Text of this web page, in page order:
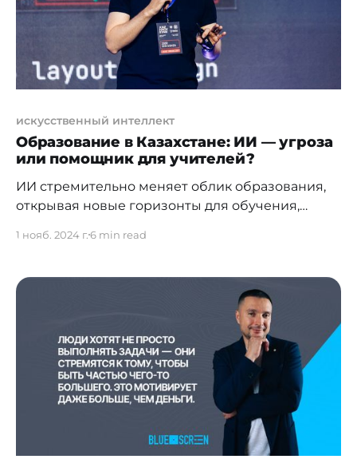
стало основным стимулом для
искусственный интеллект
Образование в Казахстане: ИИ — угроза
или помощник для учителей?
ИИ стремительно меняет облик образования,
открывая новые горизонты для обучения,
персонализированным программам. В нашем
Сенюшиным, руководителем направления R&D
в ЦАРКА, об обучении детей и роли
искусственного интеллекта (ИИ) в развитии их
технических навыков и мышления. Игорь
поделился своим мнением о
1 нояб. 2024 г.6 min read